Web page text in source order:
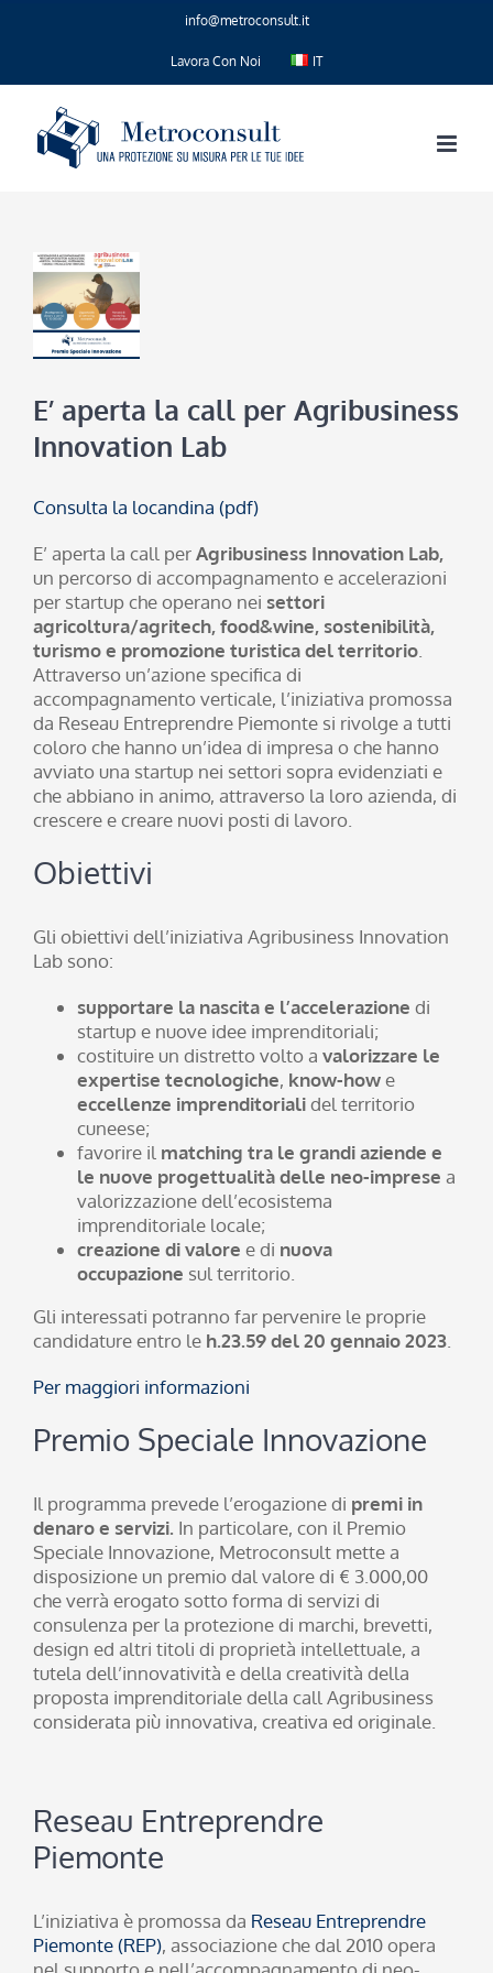
info@metroconsult.it
Lavora Con Noi IT
E’ aperta la call per Agribusiness
Innovation Lab
Consulta la locandina (pdf)
E’ aperta la call perAgribusiness Innovation Lab,
un percorso di accompagnamento e accelerazioni
per startup che operano nei settori
agricoltura/agritech, food&wine, sostenibilità,
turismo e promozione turistica del territorio.
Attraverso un’azione specifica di
accompagnamento verticale, l’iniziativa promossa
da Reseau Entreprendre Piemonte si rivolge a tutti
coloro che hanno un’idea di impresa o che hanno
avviato una startup nei settori sopra evidenziati e
che abbiano in animo, attraverso la loro azienda, di
crescere e creare nuovi posti di lavoro.
Obiettivi
Gli obiettivi dell’iniziativa Agribusiness Innovation
Lab sono:
supportare la nascita e l’accelerazione di
startup e nuove idee imprenditoriali;
costituire un distretto volto a valorizzare le
expertise tecnologiche, know-howe
eccellenze imprenditorialidel territorio
cuneese;
favorire il matching tra le grandi aziende e
le nuove progettualità delle neo-imprese a
valorizzazione dell’ecosistema
imprenditoriale locale;
creazione di valore e di nuova
occupazione sul territorio.
Gli interessati potranno far pervenire le proprie
candidature entro le h.23.59 del 20 gennaio 2023
Per maggiori informazioni
Premio Speciale Innovazione
Il programma prevede l’erogazione di premi in
denaro e servizi. In particolare, con il Premio
Speciale Innovazione, Metroconsult mette a
disposizione un premio dal valore di € 3.000,00
che verrà erogato sotto forma di servizi di
consulenza per la protezione di marchi, brevetti,
design ed altri titoli di proprietà intellettuale, a
tutela dell’innovatività e della creatività della
proposta imprenditoriale della call Agribusiness
considerata più innovativa, creativa ed originale.
Reseau Entreprendre
Piemonte
L’iniziativa è promossa da Reseau Entreprendre
Piemonte (REP), associazione che dal 2010 opera